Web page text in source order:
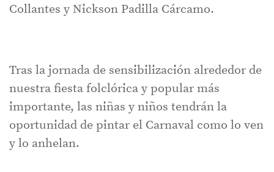
Collantes y Nickson Padilla Cárcamo.
Tras la jornada de sensibilización alrededor de
nuestra fiesta folclórica y popular más
importante, las niñas y niños tendrán la
oportunidad de pintar el Carnaval como lo ven
y lo anhelan.